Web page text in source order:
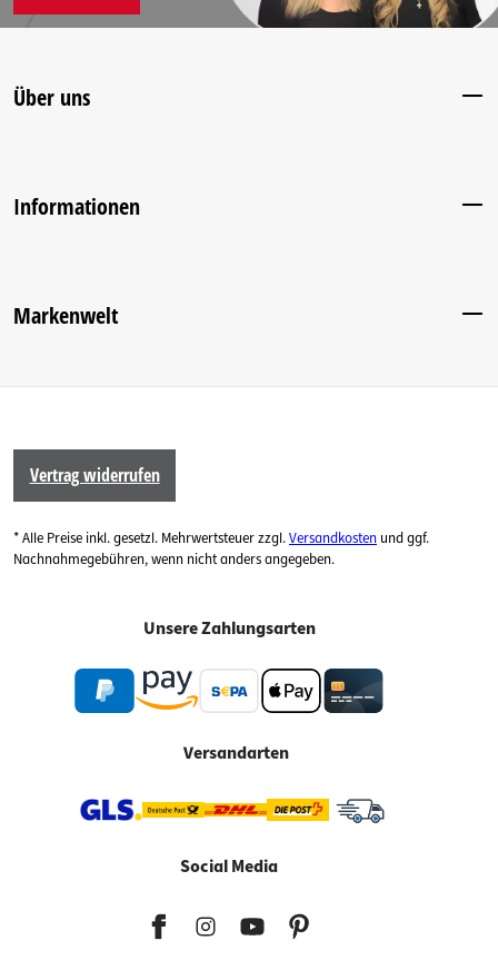
Über uns
Informationen
Markenwelt
Vertrag widerrufen
* Alle Preise inkl. gesetzl. Mehrwertsteuer zzgl.Versandkosten und ggf.
Nachnahmegebühren, wenn nicht anders angegeben.
Unsere Zahlungsarten
Versandarten
Social Media